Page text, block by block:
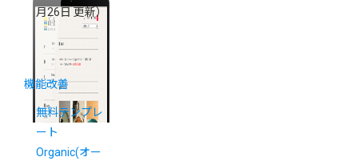
月26日 更新）
機能改善
無料テンプレ
ート
Organic(オー